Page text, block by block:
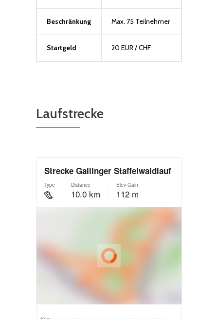
Beschränkung Max. 75 Teilnehmer
Startgeld 20 EUR / CHF
Laufstrecke